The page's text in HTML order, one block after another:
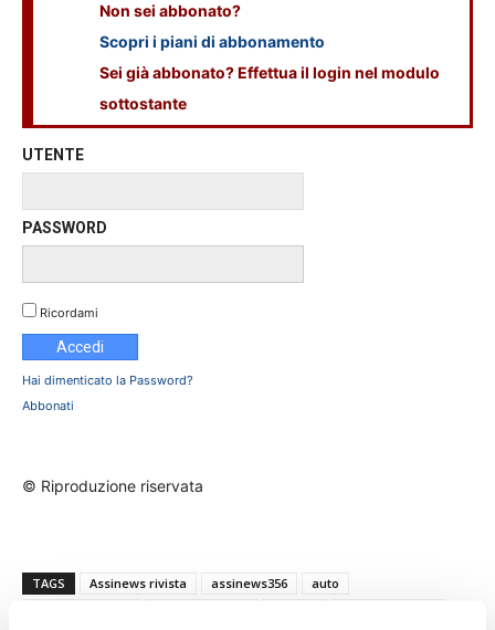
Non sei abbonato?
Scopri i piani di abbonamento
Sei già abbonato? Effettua il login nel modulo
sottostante
UTENTE
PASSWORD
Ricordami
Hai dimenticato la Password?
Abbonati
© Riproduzione riservata
TAGS Assinews rivista assinews356
auto